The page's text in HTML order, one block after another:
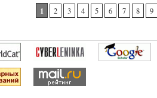
1 2 3 4 5 6 7 8 9